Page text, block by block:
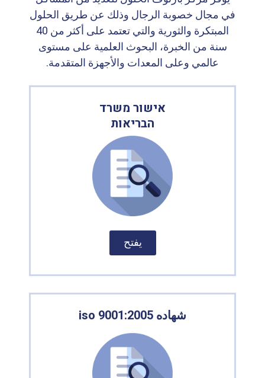
في مجال خصوبة الرجال وذلك عن طريق الحلول
المبتكرة والثورية والتي تعتمد على أكثر من 40
سنة من الخبرة، البحوث العلمية على مستوى
عالمي وعلى المعدات والأجهزة المتقدمة.
אישור משרד
הבריאות
يفتح
شهاده iso 9001:2005